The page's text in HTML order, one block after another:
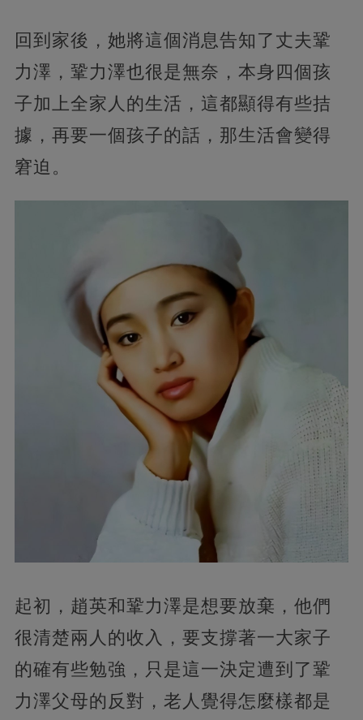
回到家後，她將這個消息告知了丈夫鞏
力澤，鞏力澤也很是無奈，本身四個孩
子加上全家人的生活，這都顯得有些拮
據，再要一個孩子的話，那生活會變得
窘迫。
起初，趙英和鞏力澤是想要放棄，他們
很清楚兩人的收入，要支撐著一大家子
的確有些勉強，只是這一決定遭到了鞏
力澤父母的反對，老人覺得怎麼樣都是